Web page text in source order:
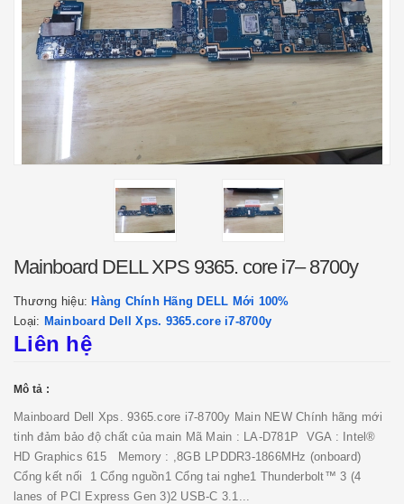
Mainboard DELL XPS 9365. core i7– 8700y
Thương hiệu: Hàng Chính Hãng DELL Mới 100%
Loại: Mainboard Dell Xps. 9365.core i7-8700y
Liên hệ
Mô tả :
Mainboard Dell Xps. 9365.core i7-8700y Main NEW Chính hãng mới
tinh đảm bảo độ chất của main Mã Main : LA-D781P VGA : Intel®
HD Graphics 615 Memory : ,8GB LPDDR3-1866MHz (onboard)
Cổng kết nối 1 Cổng nguồn1 Cổng tai nghe1 Thunderbolt™ 3 (4
lanes of PCI Express Gen 3)2 USB-C 3.1...